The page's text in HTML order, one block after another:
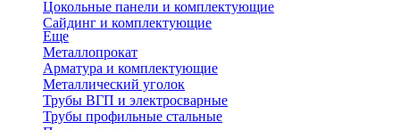
Цокольные панели и комплектующие
Сайдинг и комплектующие
Еще
Металлопрокат
Арматура и комплектующие
Металлический уголок
Трубы ВГП и электросварные
Трубы профильные стальные